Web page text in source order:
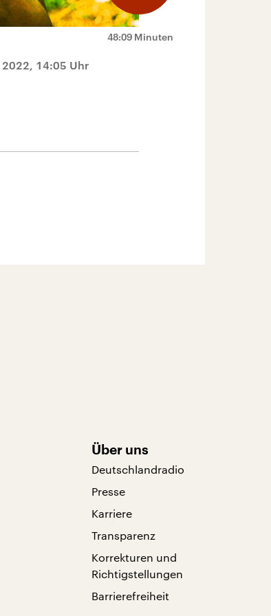
48:09 Minuten
14:05 Uhr
Über uns
Deutschlandradio
Presse
Karriere
Transparenz
Korrekturen und
Richtigstellungen
Barrierefreiheit